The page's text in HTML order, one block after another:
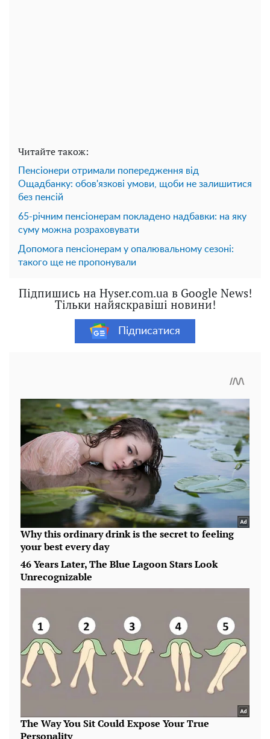
Читайте також:
Пенсіонери отримали попередження від
Ощадбанку: обов'язкові умови, щоби не залишитися
без пенсій
65-річним пенсіонерам покладено надбавки: на яку
суму можна розраховувати
Допомога пенсіонерам у опалювальному сезоні:
такого ще не пропонували
Підпишись на Hyser.com.ua в Google News!
Тільки найяскравіші новини!
Підписатися